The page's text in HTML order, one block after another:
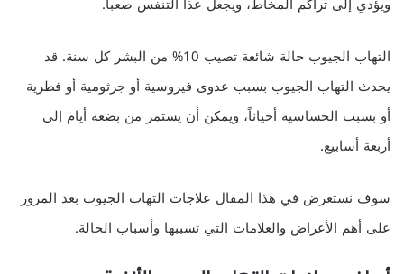
التهاب الجيوب حالة شائعة تصيب 10% من البشر كل سنة. قد
يحدث التهاب الجيوب بسبب عدوى فيروسية أو جرثومية أو فطرية
أو بسبب الحساسية أحياناً، ويمكن أن يستمر من بضعة أيام إلى
أربعة أسابيع.
سوف نستعرض في هذا المقال علاجات التهاب الجيوب بعد المرور
على أهم الأعراض والعلامات التي تسببها وأسباب الحالة.